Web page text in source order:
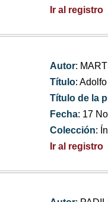
Ir al registro
Autor:
Título:
Título de la
Fecha: 17
Colección:
Ir al registro